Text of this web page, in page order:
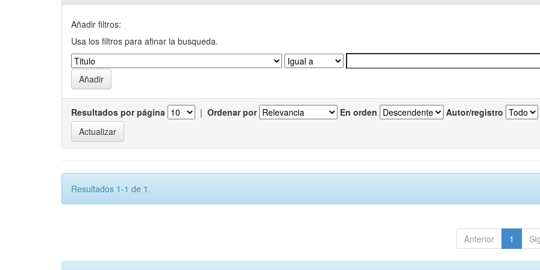
Añadir filtros:
Usa los filtros para afinar la busqueda.
Resultados por página | Ordenar por En orden Autor/registro
Resultados 1-1 de 1.
Anterior 1